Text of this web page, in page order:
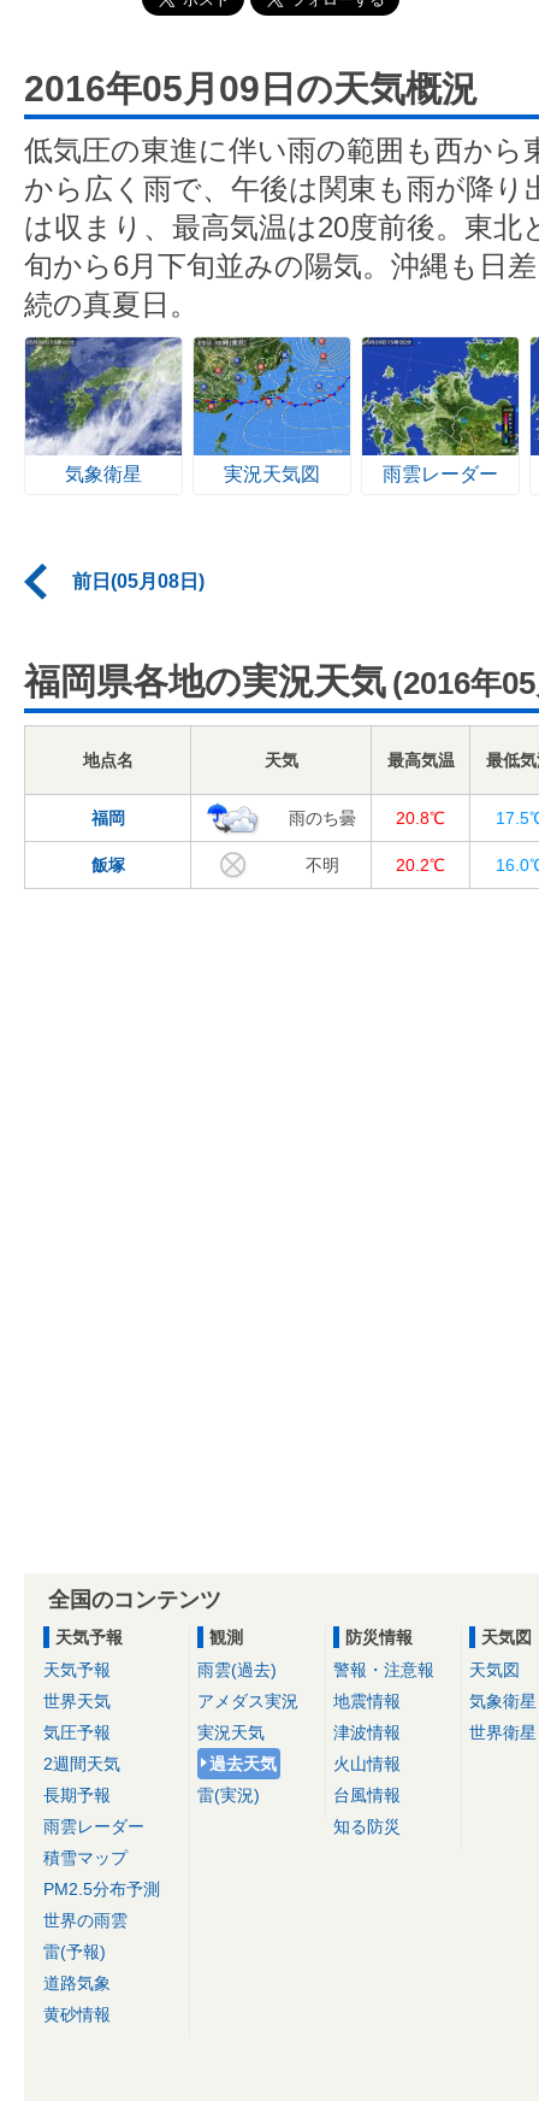
2016年05月09日の天気概況
低気圧の東進に伴い雨の範囲も西から
から広く雨で、午後は関東も雨が降り
は収まり、最高気温は20度前後。東北
旬から6月下旬並みの陽気。沖縄も日
続の真夏日。
気象衛星 実況天気図 雨雲レーダー
前日(05月08日)
福岡県各地の実況天気 (2016年
地点名 天気 最高気温 最低
福岡 雨のち曇 20.8℃
飯塚 不明 20.2℃
全国のコンテンツ
天気予報
天気予報
世界天気
気圧予報
2週間天気
長期予報
雨雲レーダー
積雪マップ
PM2.5分布予測
世界の雨雲
雷(予報)
道路気象
黄砂情報
観測
雨雲(過去)
アメダス実況
実況天気
過去天気
雷(実況)
防災情報
警報・注意報
地震情報
津波情報
火山情報
台風情報
知る防災
天気図
天気図
気象衛星
世界衛星